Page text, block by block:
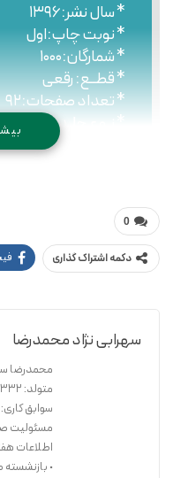
* سال نشر:۱۳۹۶
* نوبت چاپ:اول
* شمارگان:۱۰۰۰
* قطــع: رقعی
* تعداد صفحات:۹۲
* نـوع جلـد: شومیز
0
دکمه اشتراک گذاری
سهرابی نژاد محمدرضا
محمدرضا
متولد: ۱۳۳۲
سوابق کاری:
مسئولیت
اطلاعات
•